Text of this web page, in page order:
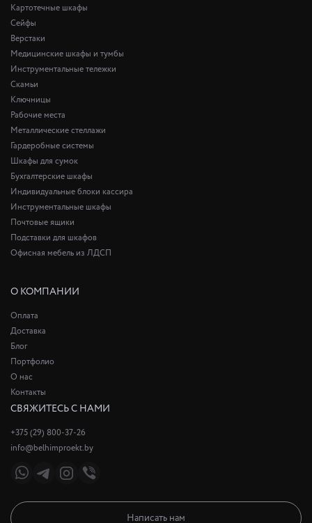
Картотечные шкафы
Сейфы
Верстаки
Медицинские шкафы и тумбы
Инструментальные тележки
Скамьи
Ключницы
Рабочие места
Металлические стеллажи
Гардеробные системы
Шкафы для сумок
Бухгалтерские шкафы
Индивидуальные блоки кассира
Инструментальные шкафы
Почтовые ящики
Подставки для шкафов
Офисная мебель из ЛДСП
О КОМПАНИИ
Оплата
Доставка
Блог
Портфолио
О нас
Контакты
СВЯЖИТЕСЬ С НАМИ
+375 (29) 800-37-26
info@belhimproekt.by
Написать нам